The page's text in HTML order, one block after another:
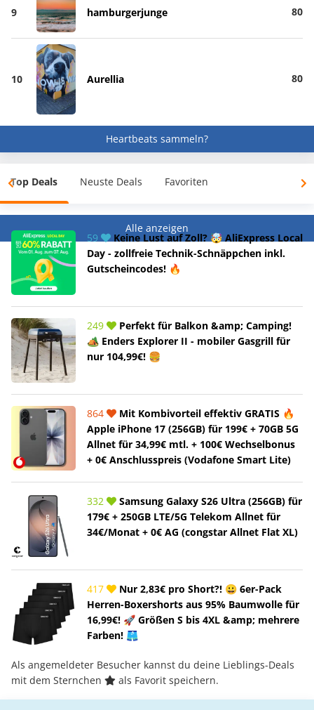
9 hamburgerjunge 80
10 Aurellia 80
Heartbeats sammeln?
Top Deals Neuste Deals Favoriten
Alle anzeigen
59
Keine Lust auf Zoll? 🤯 AliExpress Local
Day - zollfreie Technik-Schnäppchen inkl.
Gutscheincodes! 🔥
249
Perfekt für Balkon &amp; Camping!
🏕️ Enders Explorer II - mobiler Gasgrill für
nur 104,99€! 🍔
864
Mit Kombivorteil effektiv GRATIS 🔥
Apple iPhone 17 (256GB) für 199€ + 70GB 5G
Allnet für 34,99€ mtl. + 100€ Wechselbonus
+ 0€ Anschlusspreis (Vodafone Smart Lite)
332
Samsung Galaxy S26 Ultra (256GB) für
179€ + 250GB LTE/5G Telekom Allnet für
34€/Monat + 0€ AG (congstar Allnet Flat XL)
417
Nur 2,83€ pro Short?! 😀 6er-Pack
Herren-Boxershorts aus 95% Baumwolle für
16,99€! 🚀 Größen S bis 4XL &amp; mehrere
Farben! 🩳
Als angemeldeter Besucher kannst du deine Lieblings-Deals
mit dem Sternchen
als Favorit speichern.